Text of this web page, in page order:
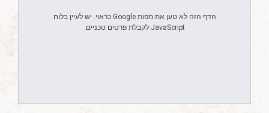
‏הדף הזה לא טען את מפות Google כראוי. יש לעיין בלוח
JavaScript לקבלת פרטים טכניים.